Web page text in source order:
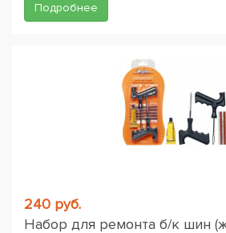
Подробнее
240 руб.
Набор для ремонта б/к шин